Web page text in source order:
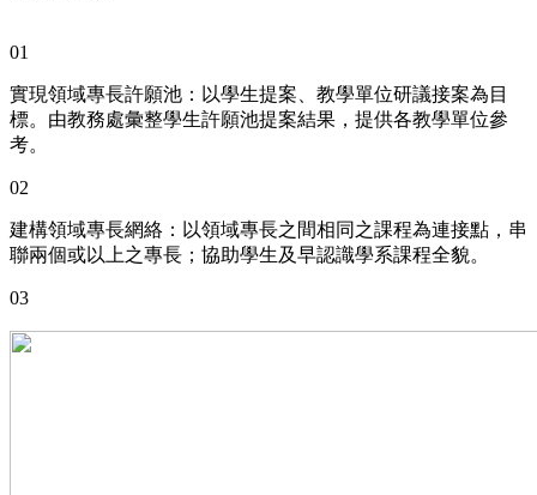
01
實現領域專長許願池：以學生提案、教學單位研議接案為目
標。由教務處彙整學生許願池提案結果，提供各教學單位參
考。
02
建構領域專長網絡：以領域專長之間相同之課程為連接點，串
聯兩個或以上之專長；協助學生及早認識學系課程全貌。
03